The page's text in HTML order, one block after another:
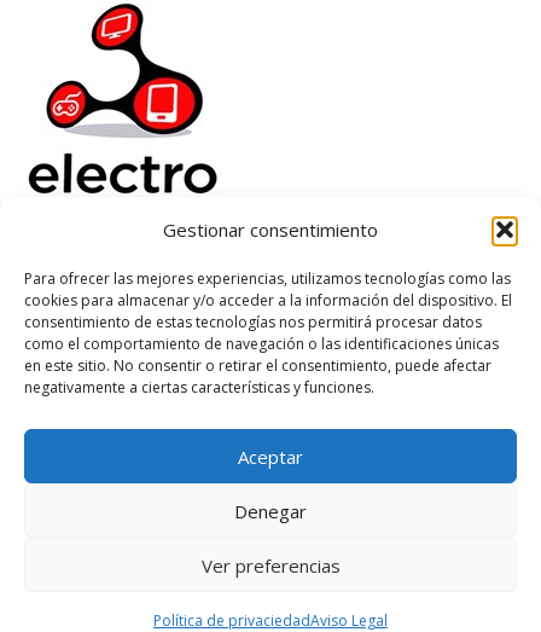
Gestionar consentimiento
Para ofrecer las mejores experiencias, utilizamos tecnologías como las
cookies para almacenar y/o acceder a la información del dispositivo. El
consentimiento de estas tecnologías nos permitirá procesar datos
como el comportamiento de navegación o las identificaciones únicas
en este sitio. No consentir o retirar el consentimiento, puede afectar
negativamente a ciertas características y funciones.
Aceptar
Denegar
Ver preferencias
Política de privaciedadAviso Legal
Electrorenover
Ayuda
Legal
Suscribete